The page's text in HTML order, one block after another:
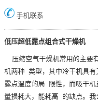
手机联系
低压超低露点组合式干燥机
压缩空气干燥机常用的主要
机两种 类型，其中冷干机具
露点温度的局 限性，而吸干
量损耗大，能耗高 的缺点。